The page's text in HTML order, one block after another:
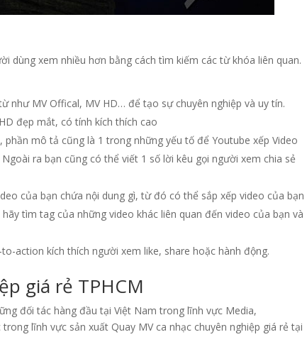
dùng xem nhiều hơn bằng cách tìm kiếm các từ khóa liên quan.
như MV Offical, MV HD… để tạo sự chuyên nghiệp và uy tín.
đẹp mắt, có tính kích thích cao
mô tả cũng là 1 trong những yếu tố để Youtube xếp Video
ra bạn cũng có thể viết 1 số lời kêu gọi người xem chia sẻ
của bạn chứa nội dung gì, từ đó có thể sắp xếp video của bạn
tìm tag của những video khác liên quan đến video của bạn và
action kích thích người xem like, share hoặc hành động.
giá rẻ TPHCM
đối tác hàng đầu tại Việt Nam trong lĩnh vực Media,
lĩnh vực sản xuất Quay MV ca nhạc chuyên nghiệp giá rẻ tại